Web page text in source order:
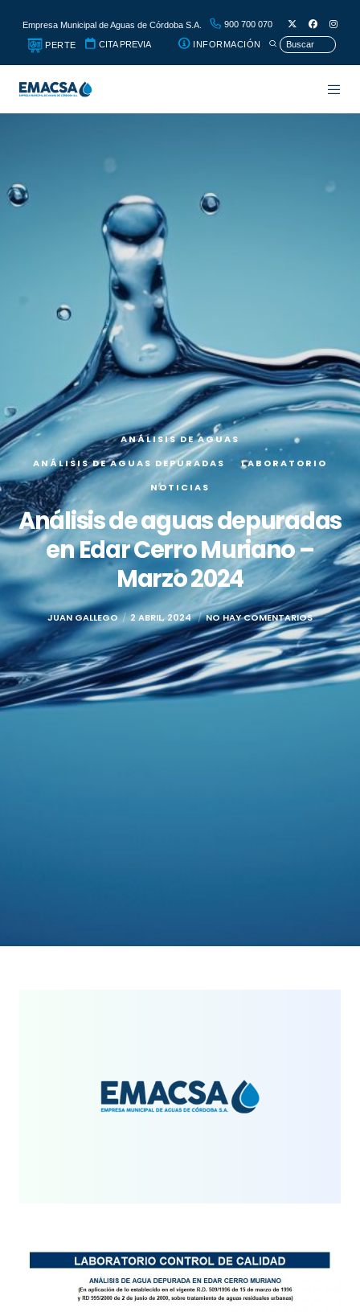
Empresa Municipal de Aguas de Córdoba S.A. 900 700 070
PERTE CITA PREVIA INFORMACIÓN
ANÁLISIS DE AGUAS
ANÁLISIS DE AGUAS DEPURADAS
LABORATORIO
NOTICIAS
Análisis de aguas depuradas
en Edar Cerro Muriano –
Marzo 2024
JUAN GALLEGO 2 ABRIL, 2024 NO HAY COMENTARIOS